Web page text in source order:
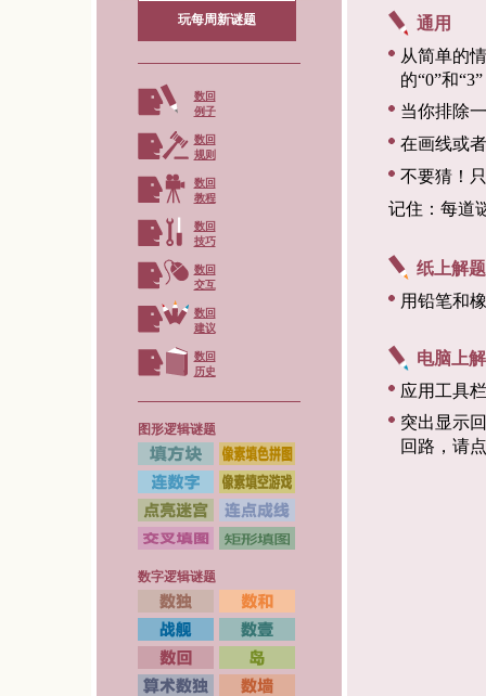
玩每周新谜题
数回
例子
数回
规则
数回
教程
数回
技巧
数回
交互
数回
建议
数回
历史
图形逻辑谜题
数字逻辑谜题
通用
从简单的
的“0”和
当你排除
在画线或
不要猜！
记住：每道
纸上解题
用铅笔和
电脑上
应用工具
突出显示
回路，请